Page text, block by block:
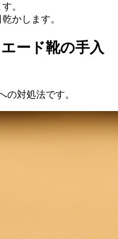
。
かします。
ード靴の手入
の対処法です。